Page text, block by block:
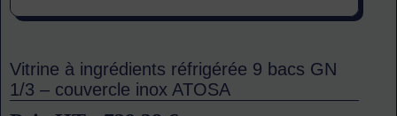
Vitrine à ingrédients réfrigérée 9 bacs GN
1/3 – couvercle inox ATOSA